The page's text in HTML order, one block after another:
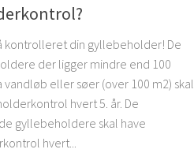
kontrolleret din gyllebeholder! De
der ligger mindre end 100
vandløb eller søer (over 100 m2) skal
hvert 5. år. De
gyllebeholdere skal have
hvert...